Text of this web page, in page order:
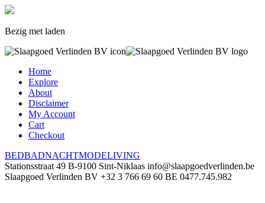
Bezig met laden
Home
Explore
About
Disclaimer
My Account
Cart
Checkout
BEDBADNACHTMODELIVING
Stationsstraat 49 B-9100 Sint-Niklaas info@slaapgoedverlinden.be
Slaapgoed Verlinden BV +32 3 766 69 60 BE 0477.745.982